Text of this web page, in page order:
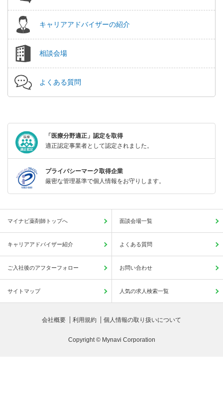
キャリアアドバイザーの紹介
相談会場
よくある質問
「医療分野適正」認定を取得
適正認定事業者として認定されました。
プライバシーマーク取得企業
厳密な管理基準で個人情報をお守りします。
マイナビ薬剤師トップへ 面談会場一覧
キャリアアドバイザー紹介 よくある質問
ご入社後のアフターフォロー お問い合わせ
サイトマップ 人気の求人検索一覧
会社概要 利用規約 個人情報の取り扱いについて
Copyright © Mynavi Corporation